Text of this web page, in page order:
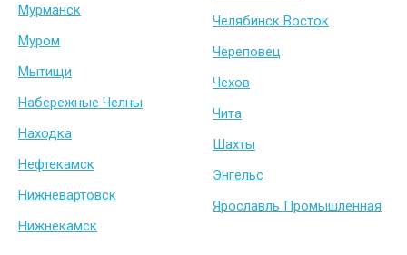
Мурманск
Муром
Мытищи
Набережные Челны
Находка
Нефтекамск
Нижневартовск
Нижнекамск
Челябинск Восток
Череповец
Чехов
Чита
Шахты
Энгельс
Ярославль Промышленная